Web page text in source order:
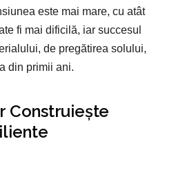
este mai mare, cu atât
fi mai dificilă, iar succesul
de pregătirea solului,
din primii ani.
Construiește